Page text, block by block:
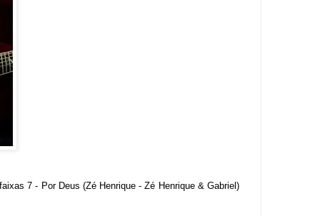
7 - Por Deus (Zé Henrique - Zé Henrique & Gabriel)